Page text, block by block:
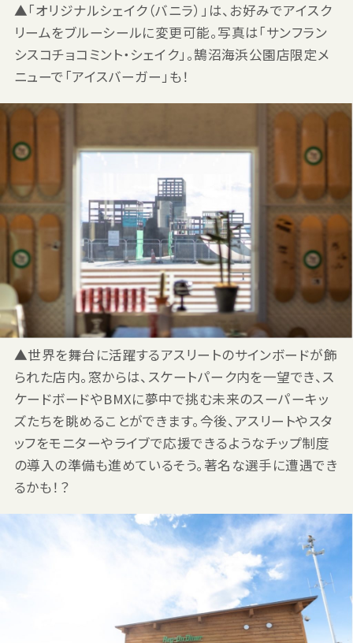
▲「オリジナルシェイク（バニラ）」は、お好みでアイスク
リームをブルーシールに変更可能。写真は「サンフラン
シスコチョコミント・シェイク」。鵠沼海浜公園店限定メ
ニューで「アイスバーガー」も！
▲世界を舞台に活躍するアスリートのサインボードが飾
られた店内。窓からは、スケートパーク内を一望でき、ス
ケードボードやBMXに夢中で挑む未来のスーパーキッ
ズたちを眺めることができます。今後、アスリートやスタ
ッフをモニターやライブで応援できるようなチップ制度
の導入の準備も進めているそう。著名な選手に遭遇でき
るかも！？